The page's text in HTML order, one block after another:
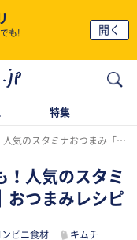
も!
開く
特集
つまみ「豚玉キムチ」｜おつまみレシピ
！人気のスタミ
おつまみレシピ
ンビニ食材 キムチ